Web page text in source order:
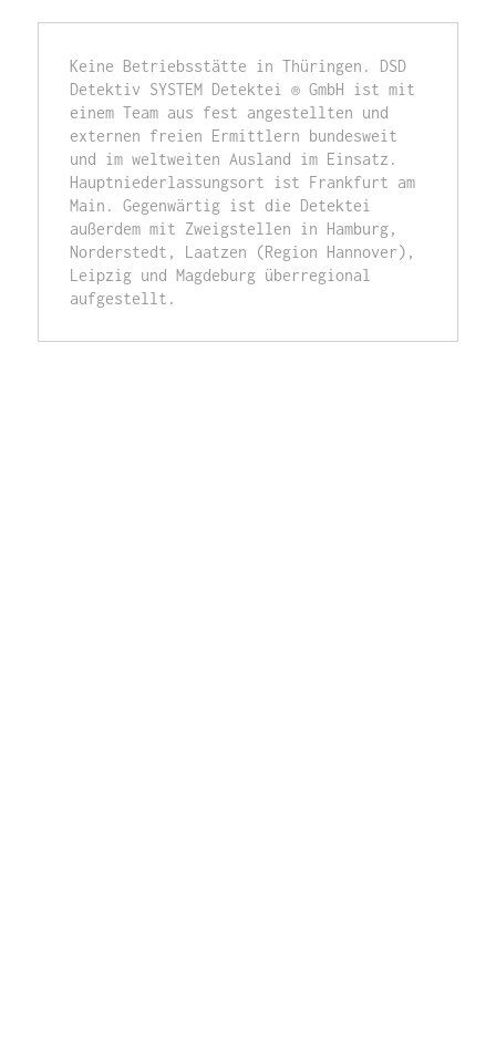
Keine Betriebsstätte in Thüringen. DSD
Detektiv SYSTEM Detektei ® GmbH ist mit
einem Team aus fest angestellten und
externen freien Ermittlern bundesweit
und im weltweiten Ausland im Einsatz.
Hauptniederlassungsort ist Frankfurt am
Main. Gegenwärtig ist die Detektei
außerdem mit Zweigstellen in Hamburg,
Norderstedt, Laatzen (Region Hannover),
Leipzig und Magdeburg überregional
aufgestellt.